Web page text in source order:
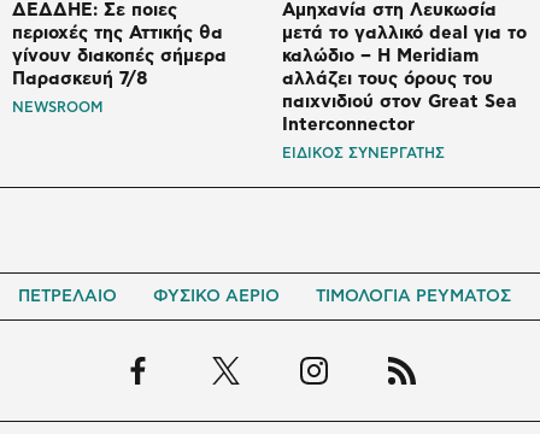
ΔΕΔΔΗΕ: Σε ποιες
περιοχές της Αττικής θα
γίνουν διακοπές σήμερα
Παρασκευή 7/8
NEWSROOM
Αμηχανία στη Λευκωσία
μετά το γαλλικό deal για το
καλώδιο – Η Meridiam
αλλάζει τους όρους του
παιχνιδιού στον Great Sea
Interconnector
ΕΙΔΙΚΟΣ ΣΥΝΕΡΓΑΤΗΣ
ΠΕΤΡΕΛΑΙΟ ΦΥΣΙΚΟ ΑΕΡΙΟ ΤΙΜΟΛΟΓΙΑ ΡΕΥΜΑΤΟΣ